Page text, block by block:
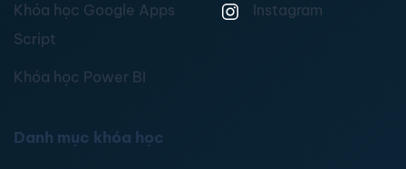
Khóa học Google Apps
Script
Khóa học Power BI
Instagram
Danh mục khóa học